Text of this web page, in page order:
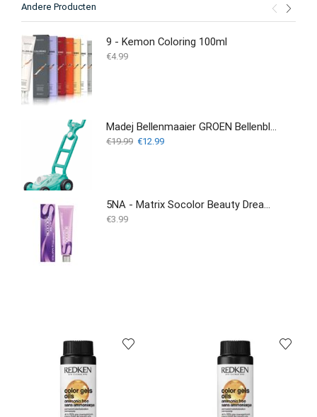
Andere Producten
9 - Kemon Coloring 100ml
€4.99
Madej Bellenmaaier GROEN Bellenblaas Grasmaaier
€19.99 Oorspronkelijke
€12.99Huidige
5NA - Matrix Socolor Beauty Dream Age 90ML
€3.99